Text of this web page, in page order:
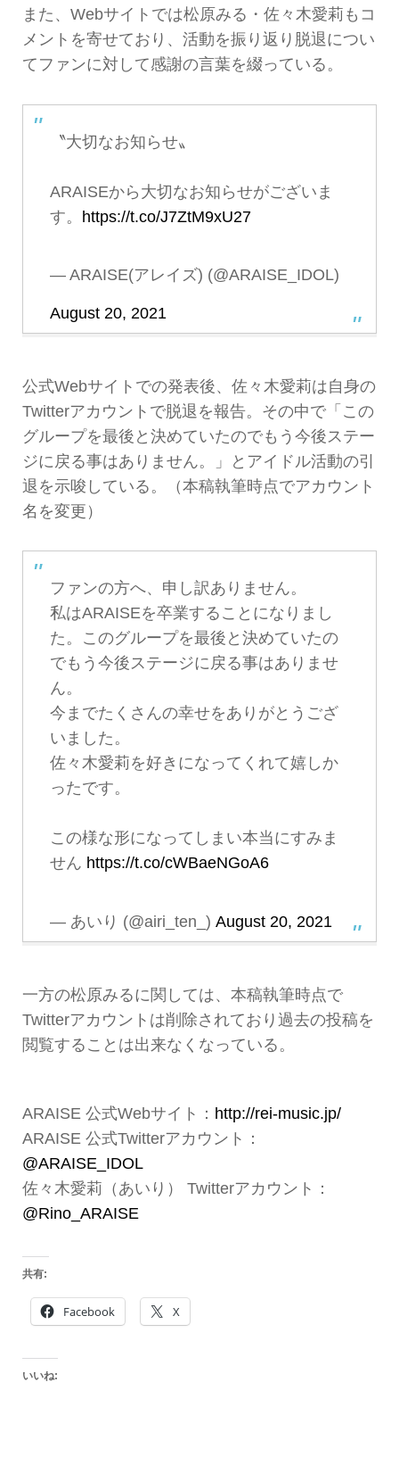
また、Webサイトでは松原みる・佐々木愛莉もコ
メントを寄せており、活動を振り返り脱退につい
てファンに対して感謝の言葉を綴っている。
〝大切なお知らせ〟
ARAISEから大切なお知らせがございま
す。 https://t.co/J7ZtM9xU27
— ARAISE(アレイズ) (@ARAISE_IDOL)
August 20, 2021
公式Webサイトでの発表後、佐々木愛莉は自身の
Twitterアカウントで脱退を報告。その中で「この
グループを最後と決めていたのでもう今後ステー
ジに戻る事はありません。」とアイドル活動の引
退を示唆している。（本稿執筆時点でアカウント
名を変更）
ファンの方へ、申し訳ありません。
私はARAISEを卒業することになりまし
た。このグループを最後と決めていたの
でもう今後ステージに戻る事はありませ
ん。
今までたくさんの幸せをありがとうござ
いました。
佐々木愛莉を好きになってくれて嬉しか
ったです。
この様な形になってしまい本当にすみま
せん https://t.co/cWBaeNGoA6
— あいり (@airi_ten_) August 20, 2021
一方の松原みるに関しては、本稿執筆時点で
Twitterアカウントは削除されており過去の投稿を
閲覧することは出来なくなっている。
ARAISE 公式Webサイト： http://rei-music.jp/
ARAISE 公式Twitterアカウント：
@ARAISE_IDOL
佐々木愛莉（あいり） Twitterアカウント：
@Rino_ARAISE
共有:
Facebook X
いいね: